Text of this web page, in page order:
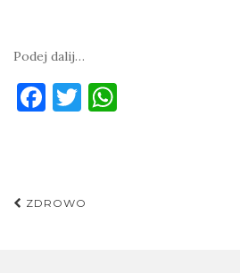
Podej dalij…
F
b
T
r
Post
ZDROWO